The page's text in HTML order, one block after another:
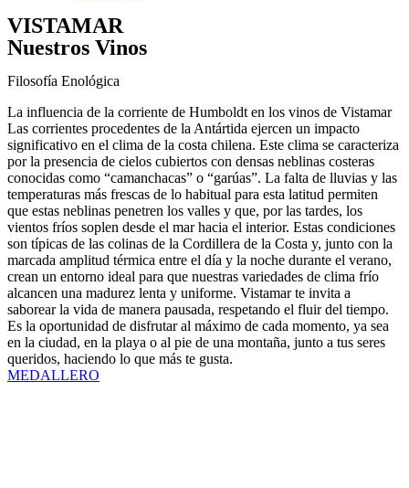
VISTAMAR
Nuestros Vinos
Filosofía Enológica
La influencia de la corriente de Humboldt en los vinos de Vistamar
Las corrientes procedentes de la Antártida ejercen un impacto
significativo en el clima de la costa chilena. Este clima se caracteriza
por la presencia de cielos cubiertos con densas neblinas costeras
conocidas como “camanchacas” o “garúas”. La falta de lluvias y las
temperaturas más frescas de lo habitual para esta latitud permiten
que estas neblinas penetren los valles y que, por las tardes, los
vientos fríos soplen desde el mar hacia el interior. Estas condiciones
son típicas de las colinas de la Cordillera de la Costa y, junto con la
marcada amplitud térmica entre el día y la noche durante el verano,
crean un entorno ideal para que nuestras variedades de clima frío
alcancen una madurez lenta y uniforme. Vistamar te invita a
saborear la vida de manera pausada, respetando el fluir del tiempo.
Es la oportunidad de disfrutar al máximo de cada momento, ya sea
en la ciudad, en la playa o al pie de una montaña, junto a tus seres
queridos, haciendo lo que más te gusta.
MEDALLERO